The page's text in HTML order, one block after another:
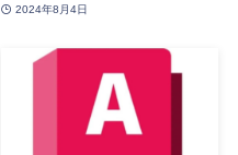
2024年8月4日